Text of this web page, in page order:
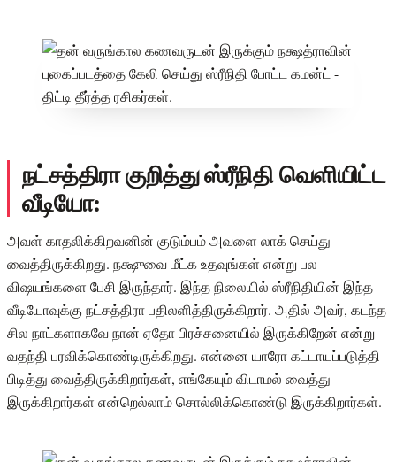
நட்சத்திரா குறித்து ஸ்ரீநிதி வெளியிட்ட
வீடியோ:
அவள் காதலிக்கிறவனின் குடும்பம் அவளை லாக் செய்து
வைத்திருக்கிறது. நக்ஷுவை மீட்க உதவுங்கள் என்று பல
விஷயங்களை பேசி இருந்தார். இந்த நிலையில் ஸ்ரீநிதியின் இந்த
வீடியோவுக்கு நட்சத்திரா பதிலளித்திருக்கிறார். அதில் அவர், கடந்த
சில நாட்களாகவே நான் ஏதோ பிரச்சனையில் இருக்கிறேன் என்று
வதந்தி பரவிக்கொண்டிருக்கிறது. என்னை யாரோ கட்டாயப்படுத்தி
பிடித்து வைத்திருக்கிறார்கள், எங்கேயும் விடாமல் வைத்து
இருக்கிறார்கள் என்றெல்லாம் சொல்லிக்கொண்டு இருக்கிறார்கள்.